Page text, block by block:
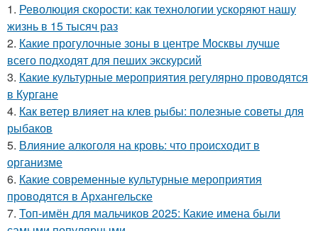
1. Революция скорости: как технологии ускоряют нашу
жизнь в 15 тысяч раз
2. Какие прогулочные зоны в центре Москвы лучше
всего подходят для пеших экскурсий
3. Какие культурные мероприятия регулярно проводятся
в Кургане
4. Как ветер влияет на клев рыбы: полезные советы для
рыбаков
5. Влияние алкоголя на кровь: что происходит в
организме
6. Какие современные культурные мероприятия
проводятся в Архангельске
7. Топ-имён для мальчиков 2025: Какие имена были